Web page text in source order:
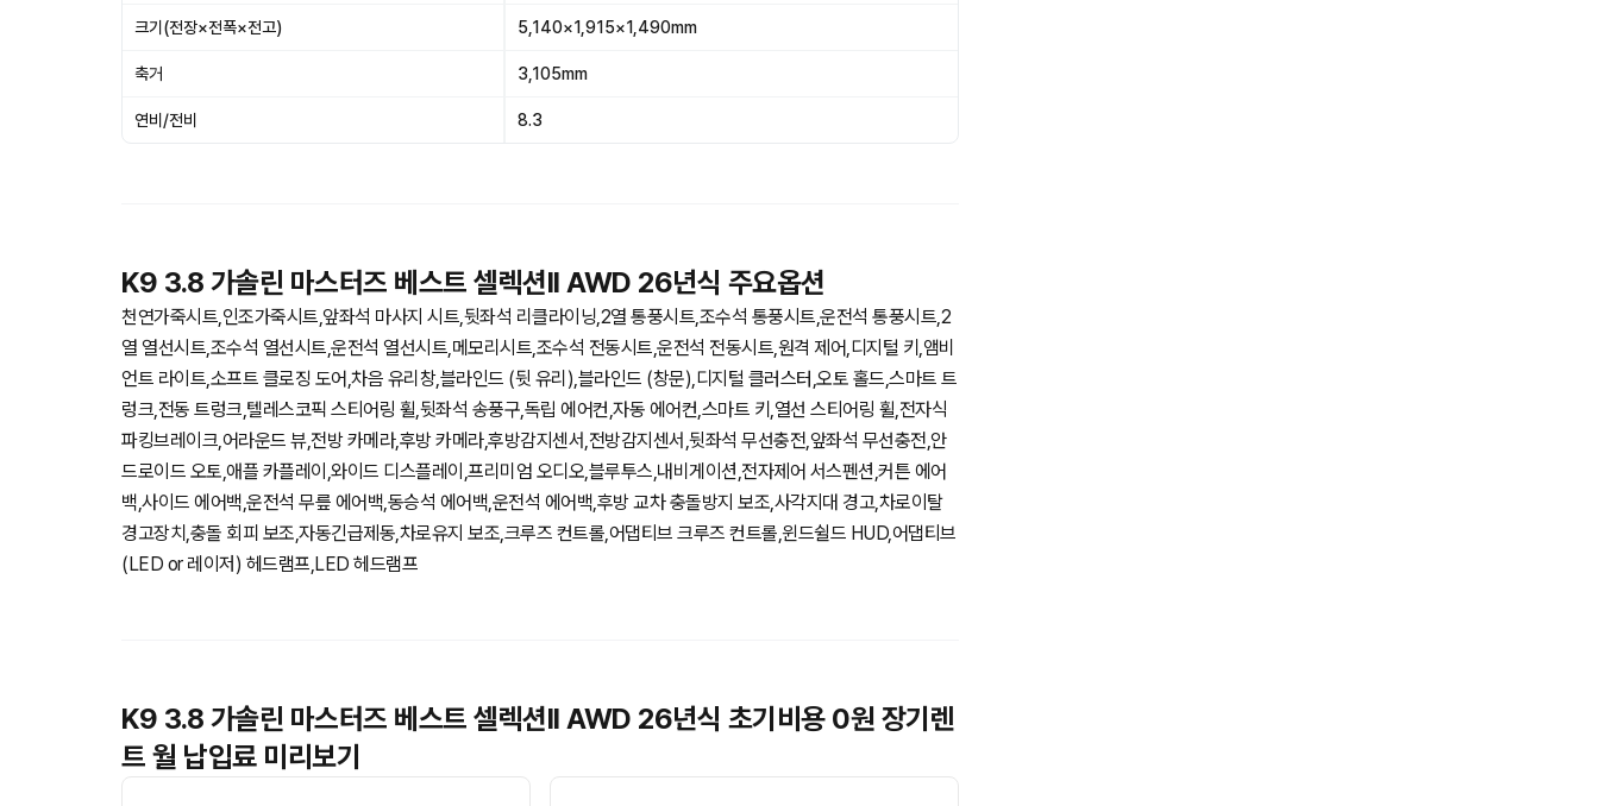
크기(전장×전폭×전고) 5,140×1,915×1,490mm
축거 3,105mm
연비/전비 8.3
K9 3.8 가솔린 마스터즈 베스트 셀렉션II AWD 26년식 주요옵션
천연가죽시트,인조가죽시트,앞좌석 마사지 시트,뒷좌석 리클라이닝,2열 통풍시트,조수석 통풍시트,운전석 통풍시트,2
열 열선시트,조수석 열선시트,운전석 열선시트,메모리시트,조수석 전동시트,운전석 전동시트,원격 제어,디지털 키,앰비
언트 라이트,소프트 클로징 도어,차음 유리창,블라인드 (뒷 유리),블라인드 (창문),디지털 클러스터,오토 홀드,스마트 트
렁크,전동 트렁크,텔레스코픽 스티어링 휠,뒷좌석 송풍구,독립 에어컨,자동 에어컨,스마트 키,열선 스티어링 휠,전자식
파킹브레이크,어라운드 뷰,전방 카메라,후방 카메라,후방감지센서,전방감지센서,뒷좌석 무선충전,앞좌석 무선충전,안
드로이드 오토,애플 카플레이,와이드 디스플레이,프리미엄 오디오,블루투스,내비게이션,전자제어 서스펜션,커튼 에어
백,사이드 에어백,운전석 무릎 에어백,동승석 에어백,운전석 에어백,후방 교차 충돌방지 보조,사각지대 경고,차로이탈
경고장치,충돌 회피 보조,자동긴급제동,차로유지 보조,크루즈 컨트롤,어댑티브 크루즈 컨트롤,윈드쉴드 HUD,어댑티브
(LED or 레이저) 헤드램프,LED 헤드램프
K9 3.8 가솔린 마스터즈 베스트 셀렉션II AWD 26년식 초기비용 0원 장기렌
트 월 납입료 미리보기